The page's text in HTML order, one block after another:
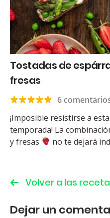
Tostadas de
fresas
6
¡Imposible resistirse a
temporada! La
y fresas
no te dejará
Volver a las
Dejar un